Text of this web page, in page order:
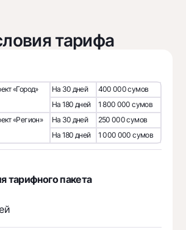
тарифа
«Город» На 30 дней
400 000 сумов
На 180 дней
1 800 000 сумов
«Регион»
На 30 дней
250 000 сумов
На 180 дней
1 000 000 сумов
тарифного пакета